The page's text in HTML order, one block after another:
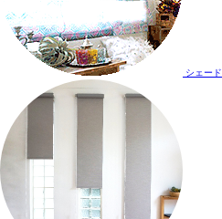
シェード